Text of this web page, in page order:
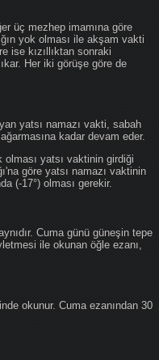
üç mezhep imamına göre
yok olması ile akşam vakti
ise kızıllıktan sonraki
Her iki görüşe göre de
yatsı namazı vakti, sabah
kadar devam eder.
olması yatsı vaktinin girdiği
göre yatsı namazı vaktinin
(-17°) olması gerekir.
Cuma günü güneşin tepe
ile okunan öğle ezanı,
okunur. Cuma ezanından 30